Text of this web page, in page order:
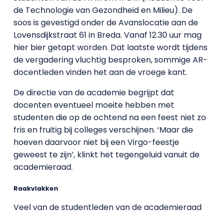
de Technologie van Gezondheid en Milieu). De
soos is gevestigd onder de Avanslocatie aan de
Lovensdijkstraat 61 in Breda. Vanaf 12.30 uur mag
hier bier getapt worden. Dat laatste wordt tijdens
de vergadering vluchtig besproken, sommige AR-
docentleden vinden het aan de vroege kant.
De directie van de academie begrijpt dat
docenten eventueel moeite hebben met
studenten die op de ochtend na een feest niet zo
fris en fruitig bij colleges verschijnen. ‘Maar die
hoeven daarvoor niet bij een Virgo-feestje
geweest te zijn’, klinkt het tegengeluid vanuit de
academieraad.
Raakvlakken
Veel van de studentleden van de academieraad